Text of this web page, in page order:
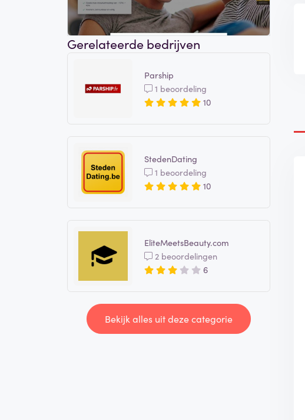
Gerelateerde bedrijven
Parship
1 beoordeling
10
StedenDating
1 beoordeling
10
EliteMeetsBeauty.com
2 beoordelingen
6
Bekijk alles uit deze categorie